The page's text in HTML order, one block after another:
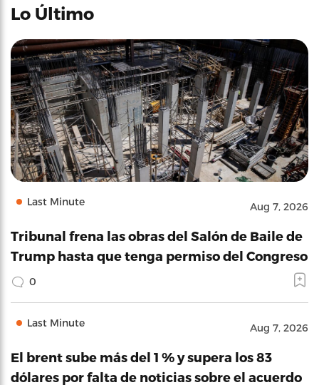
Lo Último
Last Minute Aug 7, 2026
Tribunal frena las obras del Salón de Baile de
Trump hasta que tenga permiso del Congreso
0
Last Minute Aug 7, 2026
El brent sube más del 1 % y supera los 83
dólares por falta de noticias sobre el acuerdo